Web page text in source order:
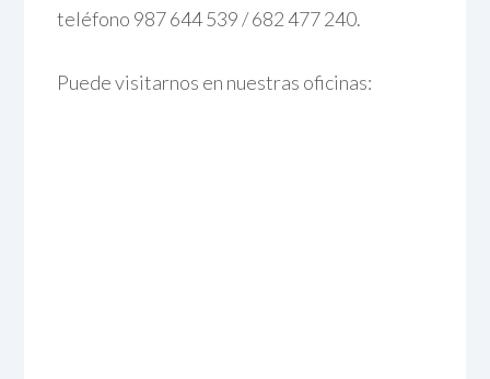
teléfono 987 644 539 / 682 477 240.
Puede visitarnos en nuestras oficinas: